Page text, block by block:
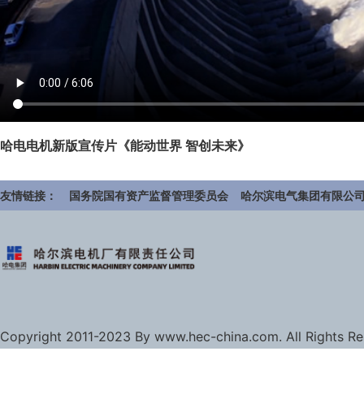
哈电电机新版宣传片《能动世界 智创未来》
友情链接： 国务院国有资产监督管理委员会 哈尔滨电气集团有限公
Copyright 2011-2023 By www.hec-china.com. All Rights